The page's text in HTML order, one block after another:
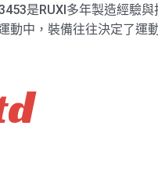
是RUXI多年製造經驗與
動中，裝備往往決定了運